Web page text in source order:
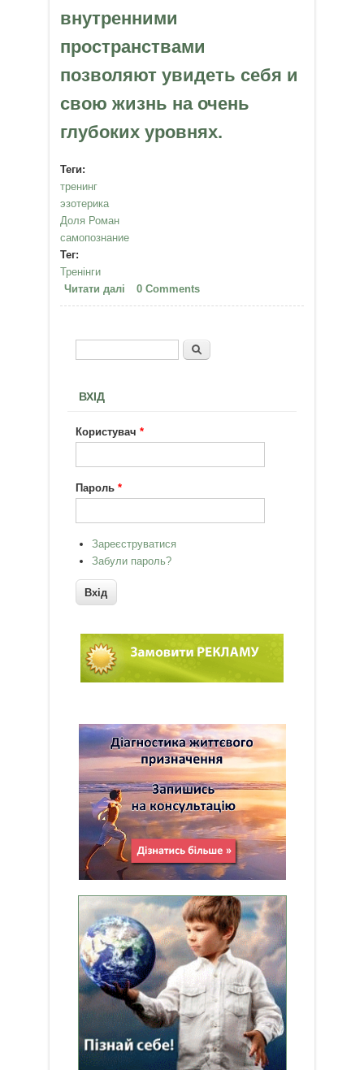
внутренними
пространствами
позволяют увидеть себя и
свою жизнь на очень
глубоких уровнях.
Теги:
тренинг
эзотерика
Доля Роман
самопознание
Тег:
Тренінги
Читати далі про 26-27 Ноября 2011 - Тренинг
РОМАНА ДОЛИ "Генетика
0 Comments
Пошукова форма
Пошук
ВХІД
Користувач*
Пароль*
Зареєструватися
Забули пароль?